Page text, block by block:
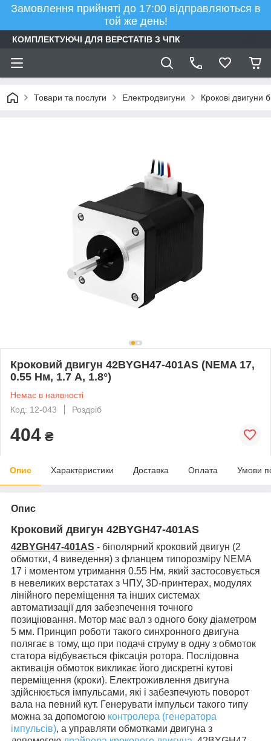
Замовлення прийняті до 17:00 відправляються в
той же день!
КОМПЛЕКТУЮЧІ ДЛЯ ВЕРСТАТІВ З ЧПК
Товари та послуги Електродвигуни Крокові двигуни
Кроковий двигун 42BYGH47-401AS (NEMA 17,
0.55 Нм, 1.7 А, 1.8°)
Немає в наявності
Код: 12-043
Роздріб
404 ₴
Опис Характеристики Доставка Оплата Умови
Опис
Кроковий двигун 42BYGH47-401AS
42BYGH47-401AS - біполярний кроковий двигун (2
обмотки, 4 виведення) з фланцем типорозміру NEMA
17 і моментом утримання 0.55 Нм, який застосовується
в невеликих верстатах з ЧПУ, 3D-принтерах, модулях
лінійного переміщення та інших системах
автоматизації для забезпечення точного
позиціювання. Мотор має вал з одного боку діаметром
5 мм. Принцип роботи такого синхронного двигуна
полягає в тому, що при подачі струму в одну з обмоток
статора відбувається фіксація ротора. Послідовна
активація обмоток викликає його дискретні кутові
переміщення (кроки). Електроживлення двигуна
здійснюється імпульсами, які і забезпечують поворот
вала на певний кут. Генерувати імпульси такого типу
можна за допомогою контролера (генератора
імпульсів), а управляти обмотками двигуна з